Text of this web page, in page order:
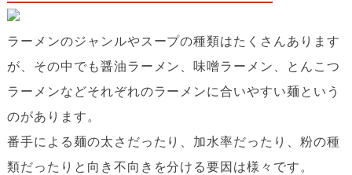
ラーメンのジャンルやスープの種類はたくさんあります
が、その中でも醤油ラーメン、味噌ラーメン、とんこつ
ラーメンなどそれぞれのラーメンに合いやすい麺という
のがあります。
番手による麺の太さだったり、加水率だったり、粉の種
類だったりと向き不向きを分ける要因は様々です。